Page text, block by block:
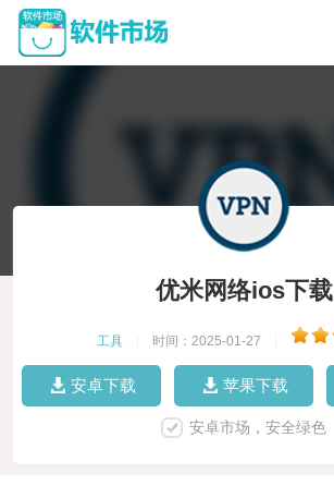
优米网络ios下载
工具 时间：2025-01-27
安卓下载 苹果下载
安卓市场，安全绿色